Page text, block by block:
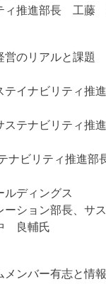
ィ推進部長 工藤
営のリアルと課題
テイナビリティ
ステナビリティ推
ナビリティ推進部
ルディングス
ーション部長、サ
良輔氏
メンバー有志と情